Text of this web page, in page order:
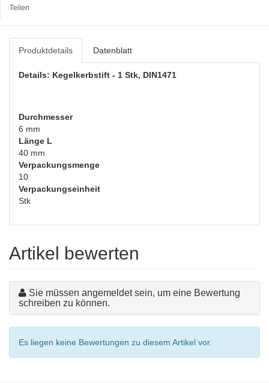
Teilen
Produktdetails Datenblatt
Details: Kegelkerbstift - 1 Stk, DIN1471
Durchmesser
6 mm
Länge L
40 mm
Verpackungsmenge
10
Verpackungseinheit
Stk
Artikel bewerten
Sie müssen angemeldet sein, um eine Bewertung
schreiben zu können.
Es liegen keine Bewertungen zu diesem Artikel vor.